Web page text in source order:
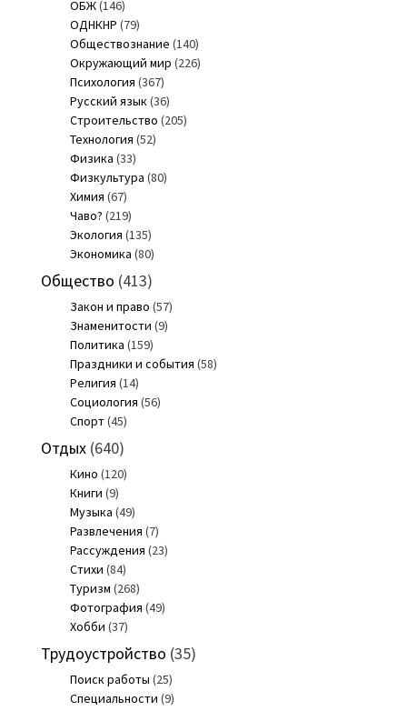
ОБЖ(146)
ОДНКНР (79)
Обществознание (140)
Окружающий мир (226)
Психология (367)
Русский язык(36)
Строительство (205)
Технология (52)
Физика (33)
Физкультура (80)
Химия (67)
Чаво? (219)
Экология (135)
Экономика (80)
Общество (413)
Закон и право (57)
Знаменитости (9)
Политика (159)
Праздники и события (58)
Религия (14)
Социология (56)
Спорт(45)
Отдых(640)
Кино (120)
Книги (9)
Музыка (49)
Развлечения (7)
Рассуждения (23)
Стихи (84)
Туризм (268)
Фотография (49)
Хобби (37)
Трудоустройство (35)
Поиск работы (25)
Специальности (9)